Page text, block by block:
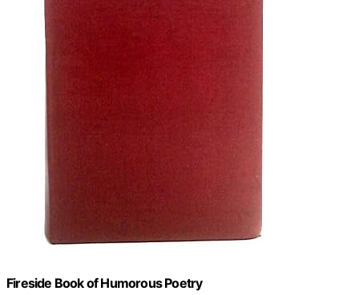
Fireside Book of Humorous Poetry